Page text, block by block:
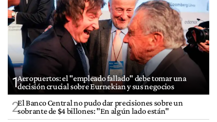
1Aeropuertos: el "empleado fallado" debe tomar una
decisión crucial sobre Eurnekian y sus negocios
2El Banco Central no pudo dar precisiones sobre un
sobrante de $4 billones: "En algún lado están"